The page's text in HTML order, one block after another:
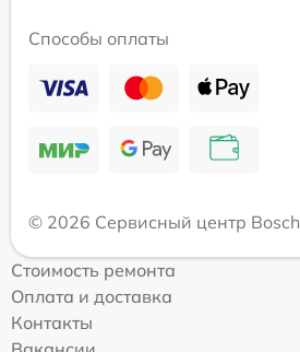
Способы оплаты
© 2026 Сервисный центр Bosch
Стоимость ремонта
Оплата и доставка
Контакты